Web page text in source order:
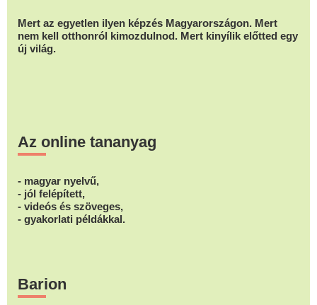
Mert az egyetlen ilyen képzés Magyarországon. Mert
nem kell otthonról kimozdulnod. Mert kinyílik előtted egy
új világ.
Az online tananyag
- magyar nyelvű,
- jól felépített,
- videós és szöveges,
- gyakorlati példákkal.
Barion